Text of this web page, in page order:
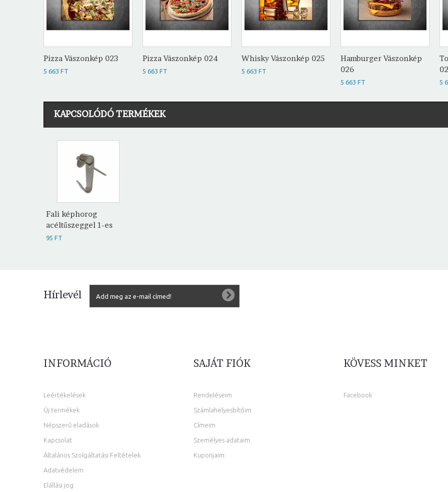
Pizza Vászonkép 023
5 663 FT
Pizza Vászonkép 024
5 663 FT
Whisky Vászonkép 025
5 663 FT
Hamburger Vászonkép
026
5 663 FT 5
KAPCSOLÓDÓ TERMÉKEK
Fali képhorog
acéltűszeggel 1-es
95 FT
Hírlevél
INFORMÁCIÓ
Leértékelések
Új termékek
Népszerű eladások
Kapcsolat
Általános Szolgáltatási Feltételek
Adatvédelem
Elállási jog
SAJÁT FIÓK
Rendeléseim
Számlahelyesbítőim
Címeim
Személyes adataim
Kuponjaim
KÖVESS MINKET
Facebook